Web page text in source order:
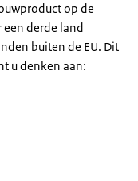
op de
derde land
buiten de EU. Dit
u denken aan: